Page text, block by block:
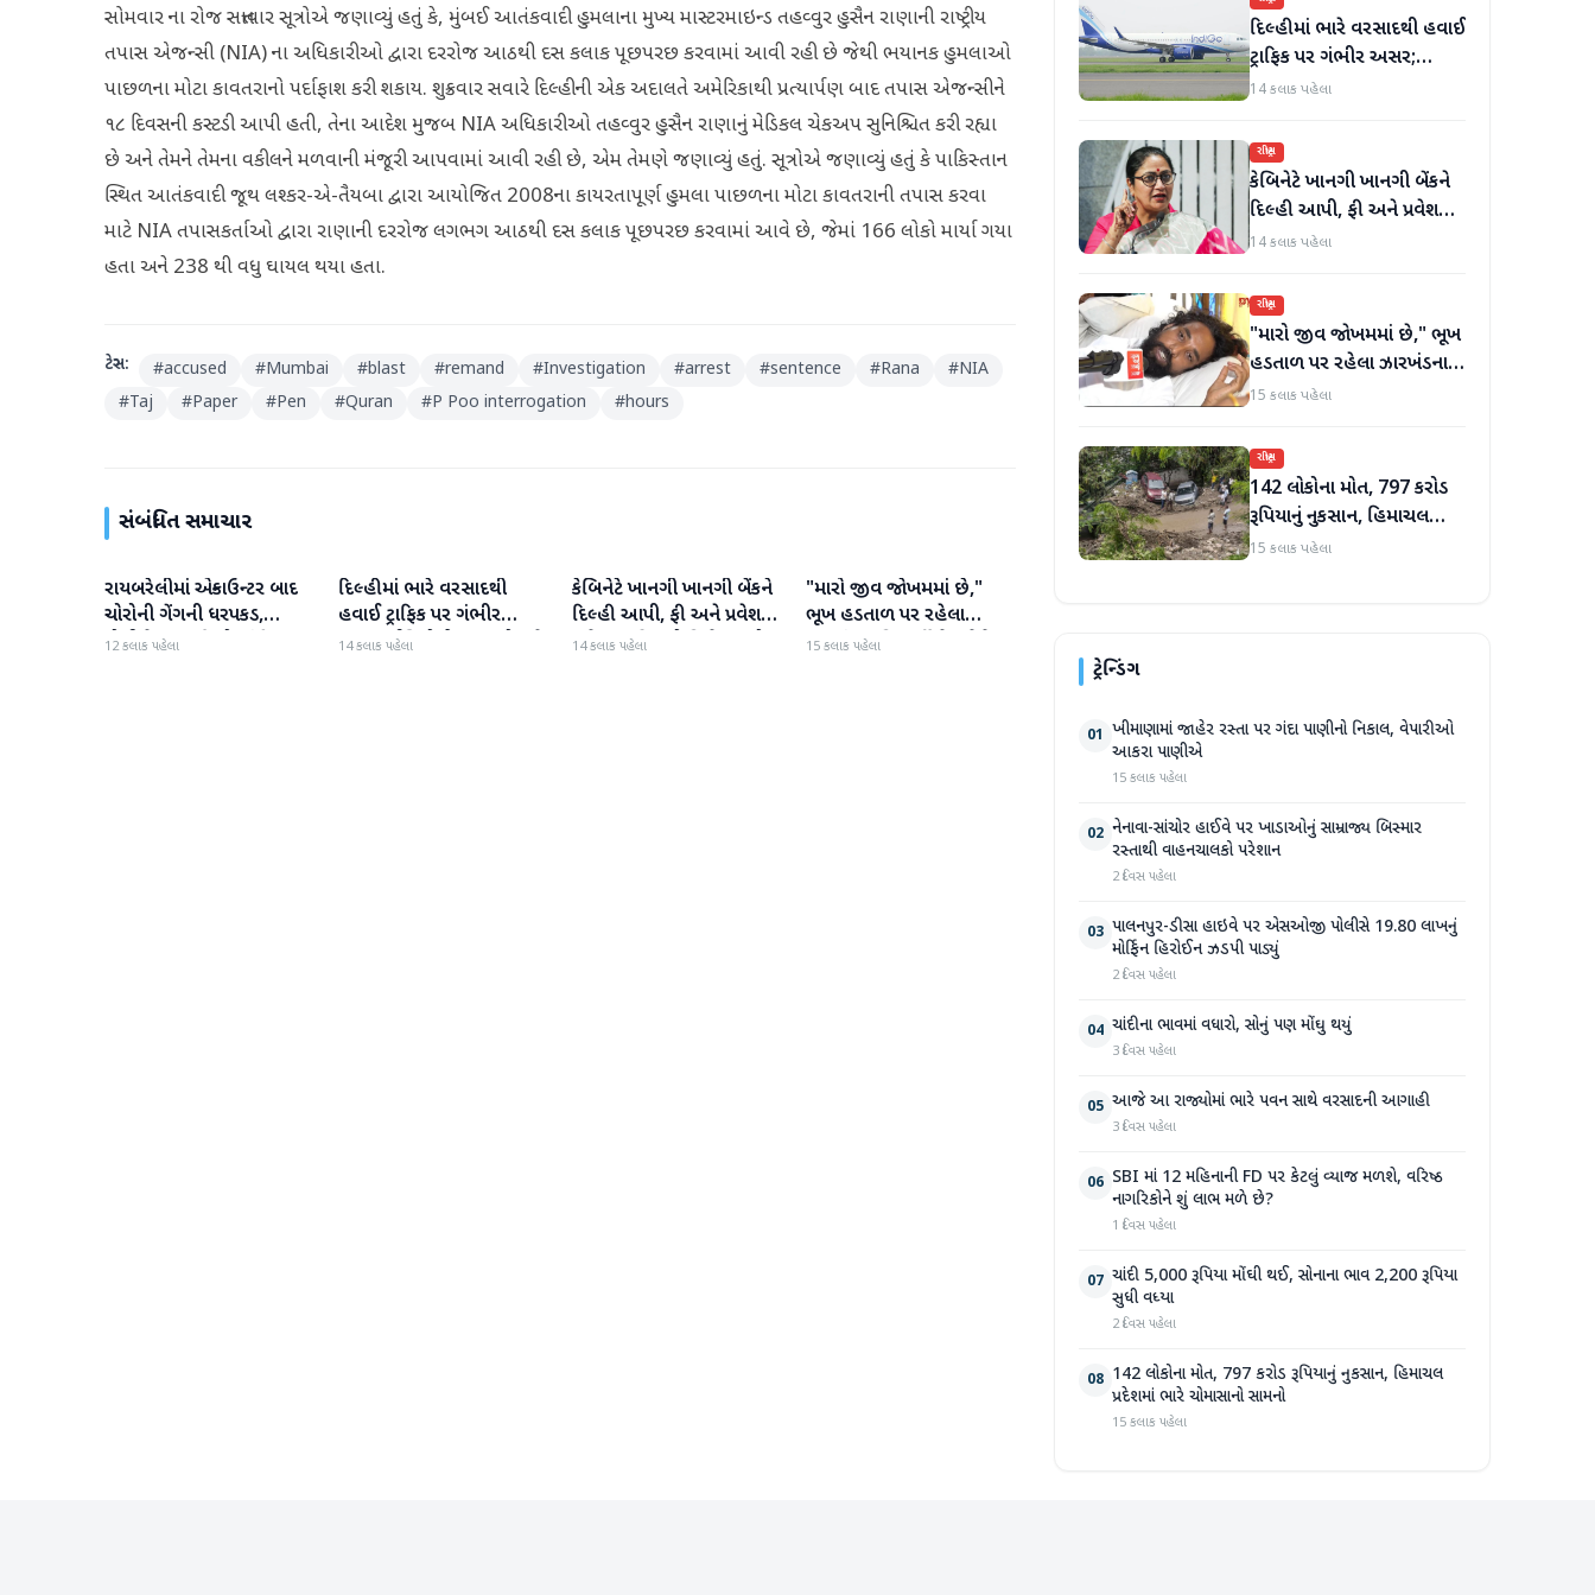
સોમવાર ના રોજ સત્તાવાર સૂત્રોએ જણાવ્યું હતું કે, મુંબઈ આતંકવાદી હુમલાના મુખ્ય માસ્ટરમાઇન્ડ તહવ્વુર હુસૈન રાણાની રાષ્ટ્રીય
તપાસ એજન્સી (NIA) ના અધિકારીઓ દ્વારા દરરોજ આઠથી દસ કલાક પૂછપરછ કરવામાં આવી રહી છે જેથી ભયાનક હુમલાઓ
પાછળના મોટા કાવતરાનો પર્દાફાશ કરી શકાય. શુક્રવાર સવારે દિલ્હીની એક અદાલતે અમેરિકાથી પ્રત્યાર્પણ બાદ તપાસ એજન્સીને
૧૮ દિવસની કસ્ટડી આપી હતી, તેના આદેશ મુજબ NIA અધિકારીઓ તહવ્વુર હુસૈન રાણાનું મેડિકલ ચેકઅપ સુનિશ્ચિત કરી રહ્યા
છે અને તેમને તેમના વકીલને મળવાની મંજૂરી આપવામાં આવી રહી છે, એમ તેમણે જણાવ્યું હતું. સૂત્રોએ જણાવ્યું હતું કે પાકિસ્તાન
સ્થિત આતંકવાદી જૂથ લશ્કર-એ-તૈયબા દ્વારા આયોજિત 2008ના કાયરતાપૂર્ણ હુમલા પાછળના મોટા કાવતરાની તપાસ કરવા
માટે NIA તપાસકર્તાઓ દ્વારા રાણાની દરરોજ લગભગ આઠથી દસ કલાક પૂછપરછ કરવામાં આવે છે, જેમાં 166 લોકો માર્યા ગયા
હતા અને 238 થી વધુ ઘાયલ થયા હતા.
ટેગ્સ: #accused #Mumbai #blast #remand #Investigation #arrest #sentence #Rana #NIA
#Taj #Paper #Pen #Quran #P Poo interrogation #hours
સંબંધિત સમાચાર
રાષ્ટ્રીય
રાયબરેલીમાં એન્કાઉન્ટર બાદ
ચોરોની ગેંગની ધરપકડ,
પોલીસે 12.4 કિલો ચાંદીના
12 કલાક પહેલા
રાષ્ટ્રીય
દિલ્હીમાં ભારે વરસાદથી
હવાઈ ટ્રાફિક પર ગંભીર
અસર; ઈન્ડિગોએ મુસાફરો માટે
14 કલાક પહેલા
રાષ્ટ્રીય
કેબિનેટે ખાનગી ખાનગી બેંકને
દિલ્હી આપી, ફી અને પ્રવેશ
માટે નવા નિયમો વિશે જાણો
14 કલાક પહેલા
રાષ્ટ્રીય
"મારો જીવ જોખમમાં છે,"
ભૂખ હડતાળ પર રહેલા
ઝારખંડના વિદ્યાર્થી નેતા દેવેન્દ્ર
15 કલાક પહેલા
દિલ્હીમાં ભારે વરસાદથી હવાઈ
ટ્રાફિક પર ગંભીર અસર;
ઈન્ડિગોએ મુસાફરો માટે
14 કલાક પહેલા
રાષ્ટ્રીય
કેબિનેટે ખાનગી ખાનગી બેંકને
દિલ્હી આપી, ફી અને પ્રવેશ
માટે નવા નિયમો વિશે જાણો
14 કલાક પહેલા
રાષ્ટ્રીય
"મારો જીવ જોખમમાં છે," ભૂખ
હડતાળ પર રહેલા ઝારખંડના
વિદ્યાર્થી નેતા દેવેન્દ્ર નાથ
15 કલાક પહેલા
રાષ્ટ્રીય
142 લોકોના મોત, 797 કરોડ
રૂપિયાનું નુકસાન, હિમાચલ
પ્રદેશમાં ભારે ચોમાસાનો સામનો
15 કલાક પહેલા
ટ્રેન્ડિંગ
01 ખીમાણામાં જાહેર રસ્તા પર ગંદા પાણીનો નિકાલ, વેપારીઓ
આકરા પાણીએ
15 કલાક પહેલા
02 નેનાવા-સાંચોર હાઈવે પર ખાડાઓનું સામ્રાજ્ય બિસ્માર
રસ્તાથી વાહનચાલકો પરેશાન
2 દિવસ પહેલા
03 પાલનપુર-ડીસા હાઇવે પર એસઓજી પોલીસે 19.80 લાખનું
મોર્ફિન હિરોઈન ઝડપી પાડ્યું
2 દિવસ પહેલા
04 ચાંદીના ભાવમાં વધારો, સોનું પણ મોંઘુ થયું
3 દિવસ પહેલા
05 આજે આ રાજ્યોમાં ભારે પવન સાથે વરસાદની આગાહી
3 દિવસ પહેલા
06 SBI માં 12 મહિનાની FD પર કેટલું વ્યાજ મળશે, વરિષ્ઠ
નાગરિકોને શું લાભ મળે છે?
1 દિવસ પહેલા
07 ચાંદી 5,000 રૂપિયા મોંઘી થઈ, સોનાના ભાવ 2,200 રૂપિયા
સુધી વધ્યા
2 દિવસ પહેલા
08 142 લોકોના મોત, 797 કરોડ રૂપિયાનું નુકસાન, હિમાચલ
પ્રદેશમાં ભારે ચોમાસાનો સામનો
15 કલાક પહેલા